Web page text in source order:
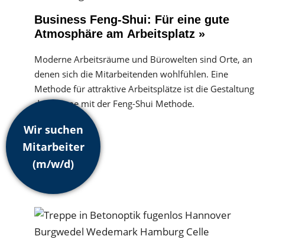
Business Feng-Shui: Für eine gute
Atmosphäre am Arbeitsplatz »
Moderne Arbeitsräume und Bürowelten sind Orte, an
denen sich die Mitarbeitenden wohlfühlen. Eine
Methode für attraktive Arbeitsplätze ist die Gestaltung
der Räume mit der Feng-Shui Methode.
Wir suchen
Mitarbeiter
(m/w/d)